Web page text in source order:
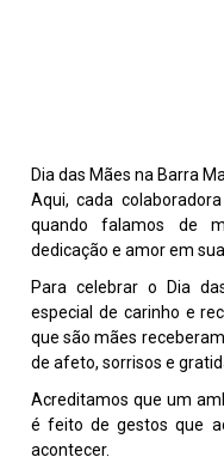
Dia das Mães na Barra
Aqui, cada
quando falamos de
dedicação e amor em
Para celebrar o Dia
especial de carinho e
que são mães
de afeto, sorrisos e
Acreditamos que um
é feito de gestos que
acontecer.